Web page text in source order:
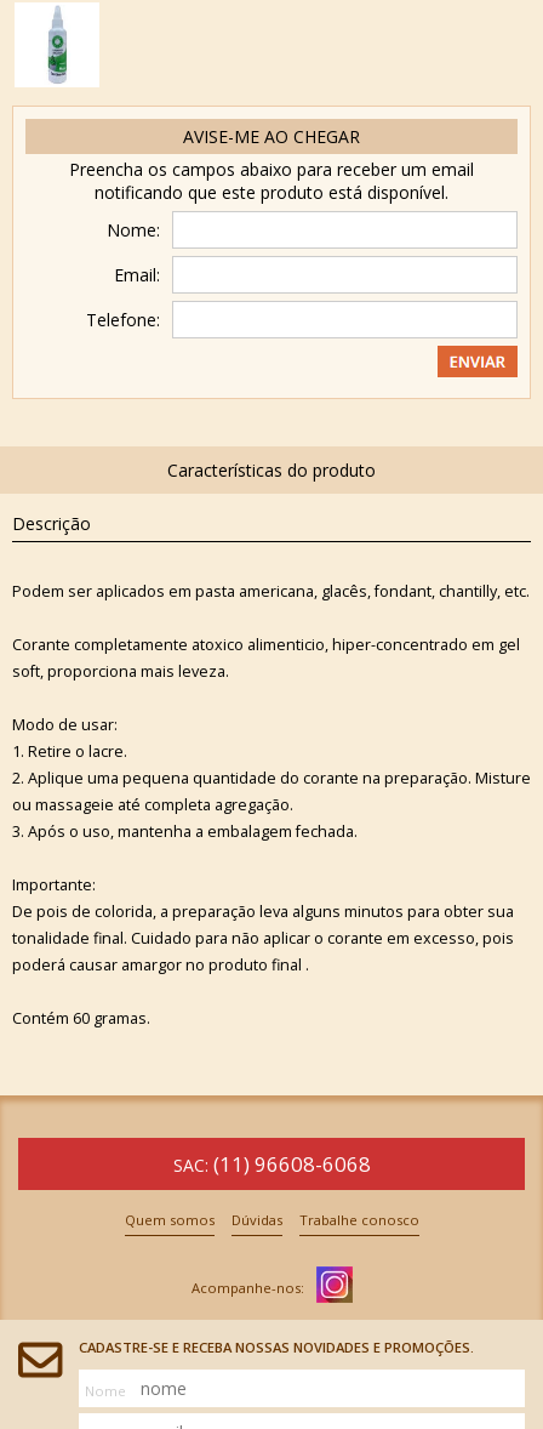
AVISE-ME AO CHEGAR
Preencha os campos abaixo para receber um email
notificando que este produto está disponível.
Nome:
Email:
Telefone:
Descrição
Podem ser aplicados em pasta americana, glacês, fondant, chantilly, etc.
Corante completamente atoxico alimenticio, hiper-concentrado em gel
soft, proporciona mais leveza.
Modo de usar:
1. Retire o lacre.
2. Aplique uma pequena quantidade do corante na preparação. Misture
ou massageie até completa agregação.
3. Após o uso, mantenha a embalagem fechada.
Importante:
De pois de colorida, a preparação leva alguns minutos para obter sua
tonalidade final. Cuidado para não aplicar o corante em excesso, pois
poderá causar amargor no produto final .
Contém 60 gramas.
SAC: (11) 96608-6068
Quem somos Dúvidas Trabalhe conosco
CADASTRE-SE E RECEBA NOSSAS NOVIDADES E PROMOÇÕES.
Nome